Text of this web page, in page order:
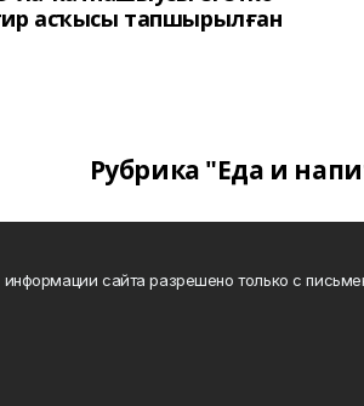
асҡысы тапшырылған
Рубрика "Еда и
сайта разрешено только с